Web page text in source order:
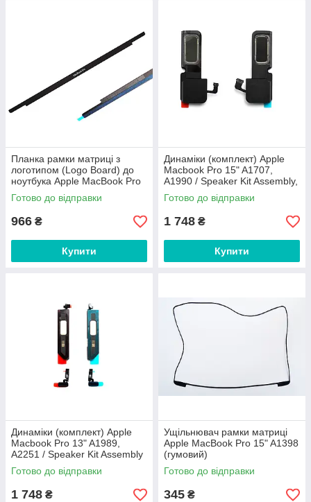
Планка рамки матриці з
логотипом (Logo Board) до
ноутбука Apple MacBook Pro
16" A2141
Готово до відправки
966 ₴
Купити
Динаміки (комплект) Apple
Macbook Pro 15" A1707,
A1990 / Speaker Kit Assembly,
оригінальний комплект
Готово до відправки
1 748 ₴
Купити
Динаміки (комплект) Apple
Macbook Pro 13" A1989,
A2251 / Speaker Kit Assembly
Готово до відправки
1 748 ₴
Ущільнювач рамки матриці
Apple MacBook Pro 15" A1398
(гумовий)
Готово до відправки
345 ₴